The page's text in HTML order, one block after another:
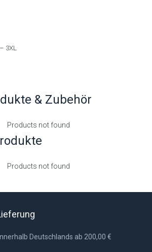
3XL
& Zubehör
Products not found
Products not found
Deutschlands ab 200,00 €